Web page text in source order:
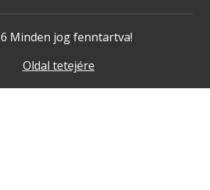
Minden jog fenntartva!
Oldal tetejére